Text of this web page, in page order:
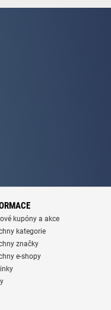
kupóny a akce
kategorie
značky
e-shopy